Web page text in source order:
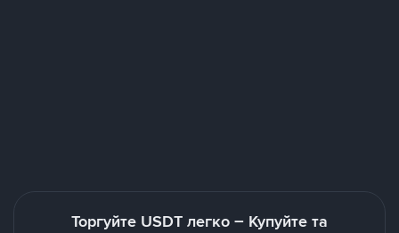
Торгуйте USDT легко – Купуйте та